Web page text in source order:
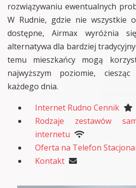
rozwiązywaniu ewentualnych
W Rudnie, gdzie nie wszystkie
dostępne, Airmax wyróżnia
alternatywa dla bardziej
temu mieszkańcy mogą
najwyższym poziomie,
każdego dnia.
Internet Rudno Cennik
Rodzaje zestawów
internetu
Oferta na Telefon
Kontakt